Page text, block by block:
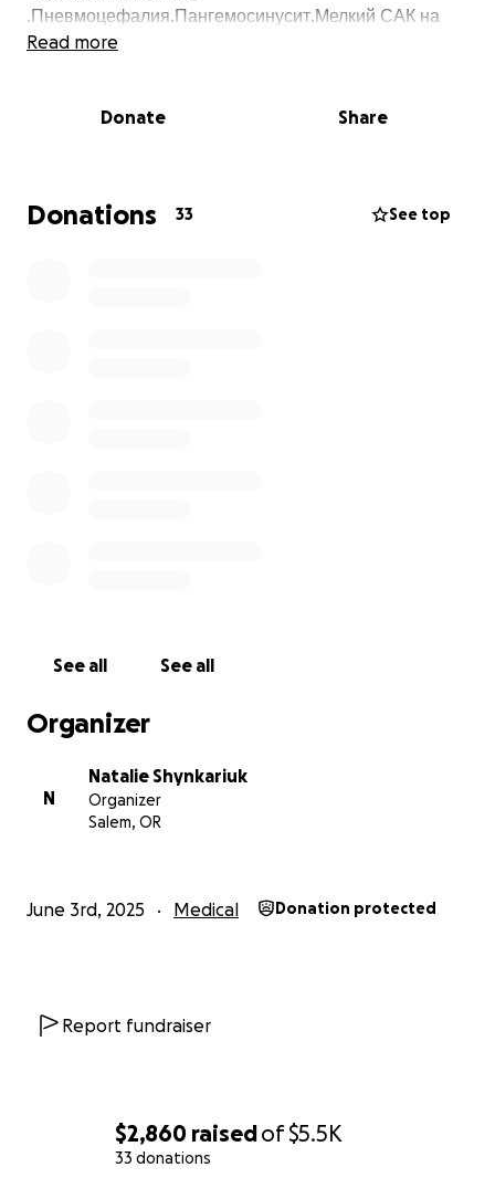
$2,860 raisedof$5.5K
33 donations
.Пневмоцефалия.Пангемосинусит.Мелкий САК на
уровне лобной части левой гемисферы Могза.
Пожалуйста не останьтесь не равнодушны , да
Read more
Donate Share
Donations 33 See top
See all See all
Organizer
N
Natalie Shynkariuk
Organizer
Salem, OR
June 3rd, 2025 Medical Donation protected
Report fundraiser